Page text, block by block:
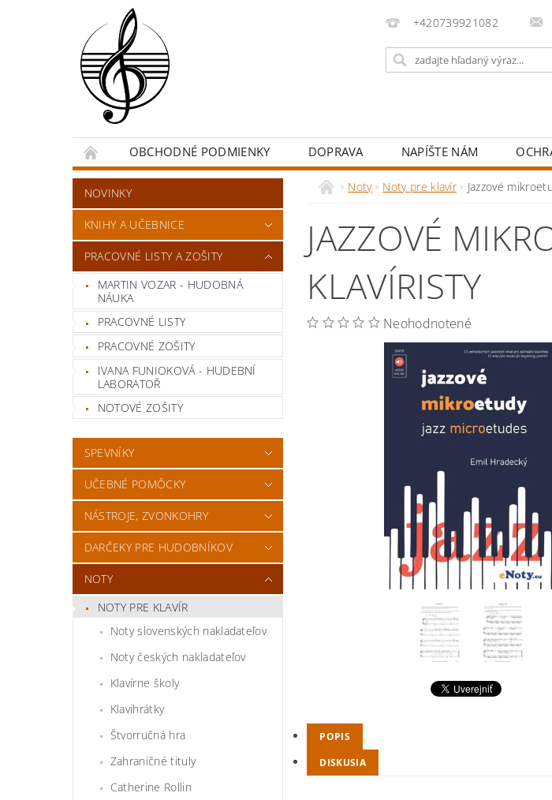
+420739921082
OBCHODNÉ PODMIENKY DOPRAVA NAPÍŠTE NÁM
NOVINKY
KNIHY A UČEBNICE
PRACOVNÉ LISTY A ZOŠITY
MARTIN VOZAR - HUDOBNÁ
NÁUKA
PRACOVNÉ LISTY
PRACOVNÉ ZOŠITY
IVANA FUNIOKOVÁ - HUDEBNÍ
LABORATOŘ
NOTOVÉ ZOŠITY
SPEVNÍKY
UČEBNÉ POMÔCKY
NÁSTROJE, ZVONKOHRY
DARČEKY PRE HUDOBNÍKOV
NOTY
NOTY PRE KLAVÍR
Noty slovenských nakladateľov
Noty českých nakladateľov
Klavírne školy
Klavihrátky
Štvorručná hra
Zahraničné tituly
Catherine Rollin
Noty Noty pre klavír Jazzové
JAZZOVÉ
KLAVÍRISTY
Neohodnotené
POPIS
DISKUSIA